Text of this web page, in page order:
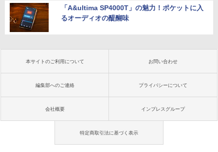
「A&ultima SP4000T」の魅力！ポケットに入
るオーディオの醍醐味
本サイトのご利用について お問い合わせ
編集部へのご連絡 プライバシーについて
会社概要 インプレスグループ
特定商取引法に基づく表示